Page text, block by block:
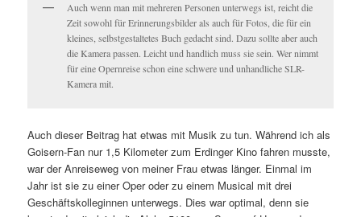
Auch wenn man mit mehreren Personen unterwegs ist, reicht die
Zeit sowohl für Erinnerungsbilder als auch für Fotos, die für ein
kleines, selbstgestaltetes Buch gedacht sind. Dazu sollte aber auch
die Kamera passen. Leicht und handlich muss sie sein. Wer nimmt
für eine Opernreise schon eine schwere und unhandliche SLR-
Kamera mit.
Auch dieser Beitrag hat etwas mit Musik zu tun. Während ich als
Goisern-Fan nur 1,5 Kilometer zum Erdinger Kino fahren musste,
war der Anreiseweg von meiner Frau etwas länger. Einmal im
Jahr ist sie zu einer Oper oder zu einem Musical mit drei
Geschäftskolleginnen unterwegs. Dies war optimal, denn sie